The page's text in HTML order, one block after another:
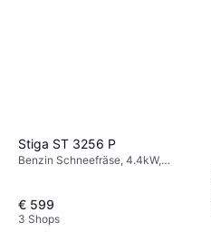
Stiga ST 3256 P
Benzin Schneefräse, 4.4kW,
€ 599
3 Shops